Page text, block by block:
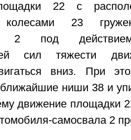
22 с
колесами 23
2 под действием
сил тяжести
вниз. При
ниши 38 и
движение площадки
самосвала 2